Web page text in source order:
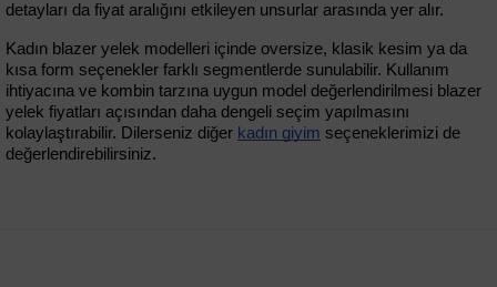
detayları da fiyat aralığını etkileyen unsurlar arasında yer alır.
Kadın blazer yelek modelleri içinde oversize, klasik kesim ya da
kısa form seçenekler farklı segmentlerde sunulabilir. Kullanım
ihtiyacına ve kombin tarzına uygun model değerlendirilmesi blazer
yelek fiyatları açısından daha dengeli seçim yapılmasını
kolaylaştırabilir. Dilerseniz diğer kadın giyim seçeneklerimizi de
değerlendirebilirsiniz.